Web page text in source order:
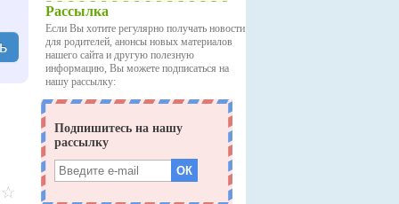
Рассылка
Если Вы хотите регулярно получать новости
для родителей, анонсы новых материалов
нашего сайта и другую полезную
информацию, Вы можете подписаться на
нашу рассылку: